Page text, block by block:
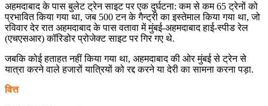
अहमदाबाद के पास बुलेट ट्रेन साइट पर एक दुर्घटना: कम से कम 65 ट्रेनों को
प्रभावित किया गया था, जब 500 टन के गैन्ट्री का इस्तेमाल किया गया था, जो
रविवार देर रात अहमदाबाद के पास वतावा में मुंबई-अहमदाबाद हाई-स्पीड रेल
(एचएसआर) कॉरिडोर प्रोजेक्ट साइट पर गिर गए थे.
जबकि कोई हताहत नहीं किया गया था, अहमदाबाद की ओर मुंबई से ट्रेन से
यात्रा करने वाले हजारों यात्रियों को रद्द करने या देरी का सामना करना पड़ा.
वित्त